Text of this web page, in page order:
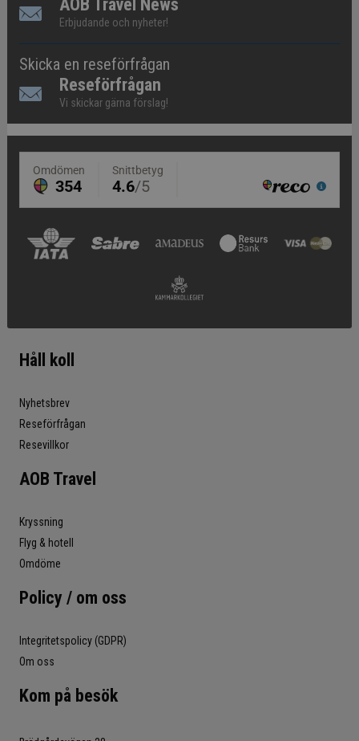
AOB Travel News
Erbjudande och nyheter!
Skicka en reseförfrågan
Reseförfrågan
Vi skickar gärna förslag!
Håll koll
Nyhetsbrev
Reseförfrågan
Resevillkor
AOB Travel
Kryssning
Flyg & hotell
Omdöme
Policy / om oss
Integritetspolicy (GDPR)
Om oss
Kom på besök